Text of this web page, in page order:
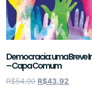
Democracia: uma Breve
– Capa Comum
R$54,90 R$43,92